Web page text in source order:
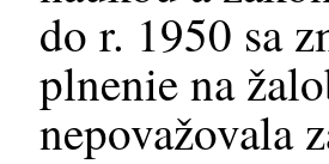
do r. 1950 sa
plnenie na
nepovažovala